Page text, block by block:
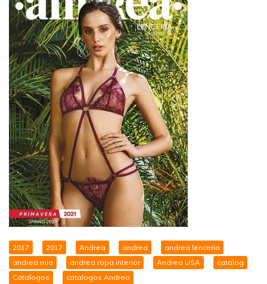
2017 2017 Andrea andrea
andrea lenceria
andrea mia
andrea ropa interior Andrea USA
catalog
Catalogos
catalogos Andrea